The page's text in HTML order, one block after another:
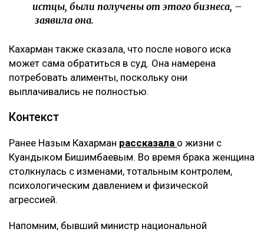
истцы, были получены от этого бизнеса, –
заявила она.
Кахарман также сказала, что после нового иска
может сама обратиться в суд. Она намерена
потребовать алименты, поскольку они
выплачивались не полностью.
Контекст
Ранее Назым Кахарман рассказала о жизни с
Куандыком Бишимбаевым. Во время брака женщина
столкнулась с изменами, тотальным контролем,
психологическим давлением и физической
агрессией.
Напомним, бывший министр национальной